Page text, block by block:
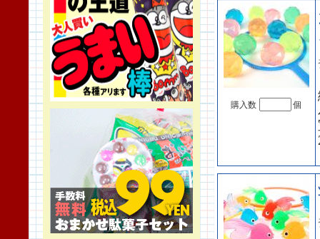
購入数 個